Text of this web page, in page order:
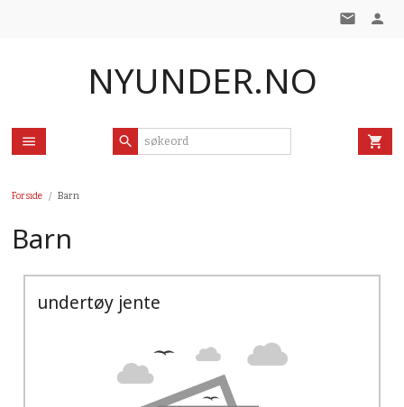
NYUNDER.NO
Forside Barn
Barn
undertøy jente